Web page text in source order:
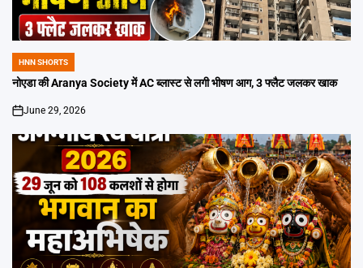
POSTED
IN
HNN SHORTS
नोएडा की Aranya Society में AC ब्लास्ट से लगी भीषण आग, 3 फ्लैट जलकर खाक
on
June 29, 2026